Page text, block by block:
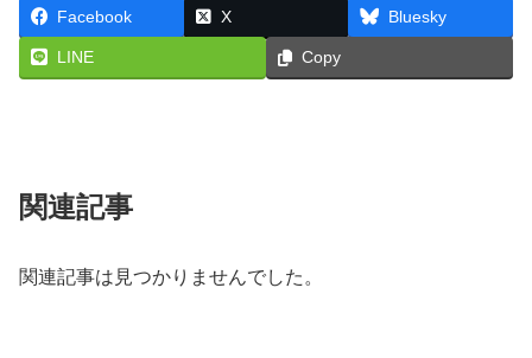
Facebook X Bluesky
LINE Copy
関連記事
関連記事は見つかりませんでした。